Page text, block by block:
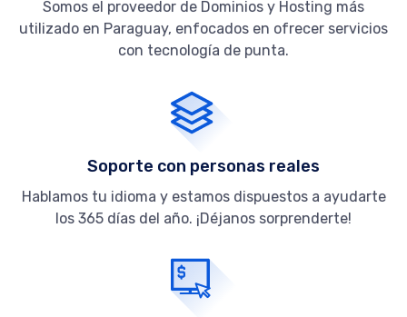
Somos el proveedor de Dominios y Hosting más
utilizado en Paraguay, enfocados en ofrecer servicios
con tecnología de punta.
Soporte con personas reales
Hablamos tu idioma y estamos dispuestos a ayudarte
los 365 días del año. ¡Déjanos sorprenderte!